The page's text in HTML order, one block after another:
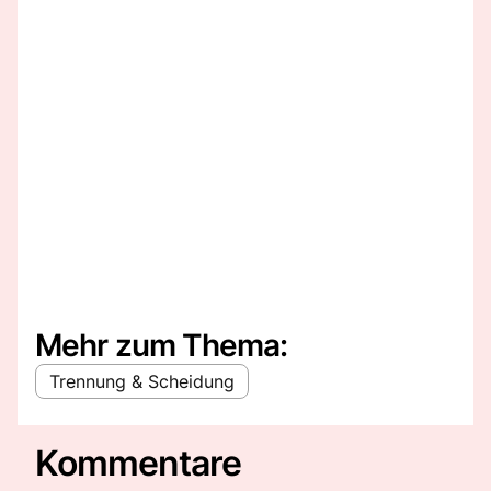
Mehr zum Thema:
Trennung & Scheidung
Kommentare